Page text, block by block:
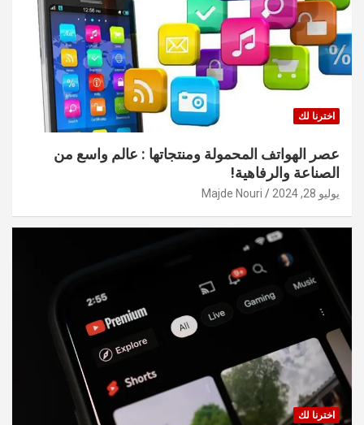
اخترنا لك
عصر الهواتف المحمولة ومنتجاتها : عالم واسع من
الصناعة والرفاهية!
يوليو 28, 2024 Majde Nouri
اخترنا لك